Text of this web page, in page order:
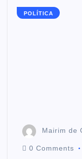
POLÍTICA
Mairim de
0 Comments